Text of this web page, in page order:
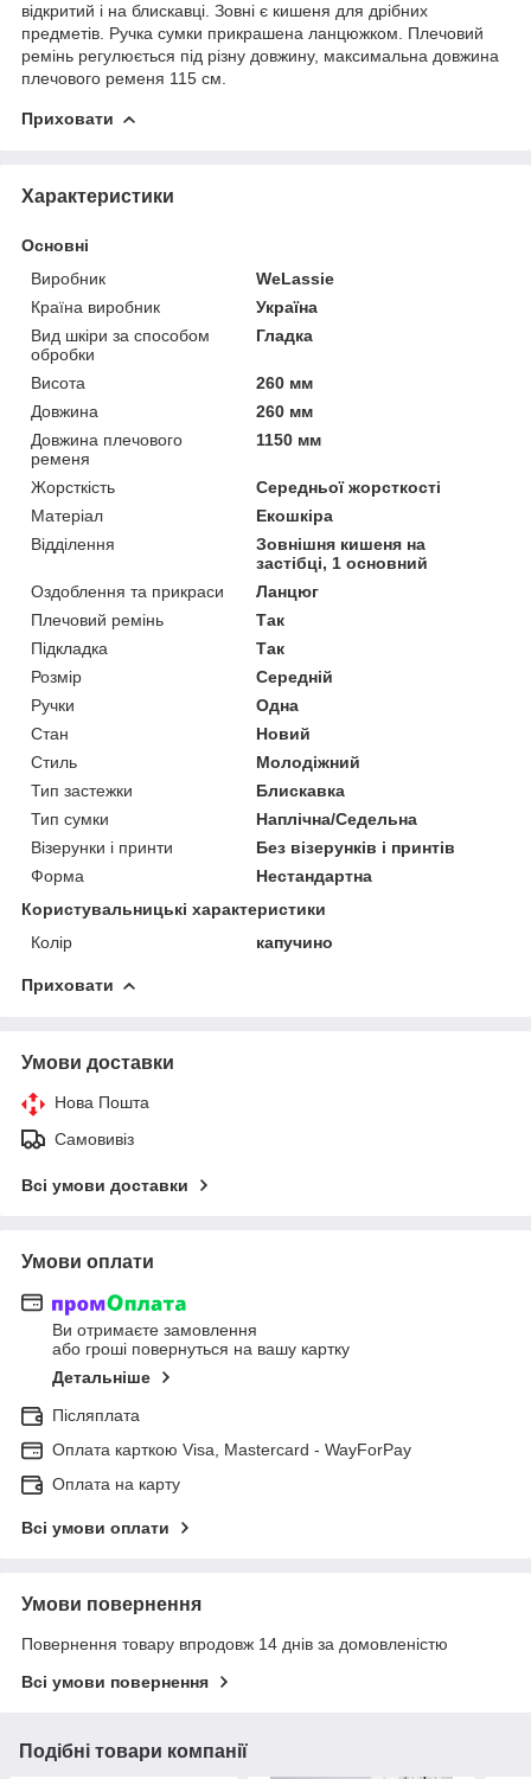
відкритий і на блискавці. Зовні є кишеня для дрібних
предметів. Ручка сумки прикрашена ланцюжком. Плечовий
ремінь регулюється під різну довжину, максимальна довжина
плечового ременя 115 см.
Приховати
Характеристики
Основні
Виробник
WeLassie
Країна виробник
Україна
Вид шкіри за способом
обробки
Гладка
Висота
260 мм
Довжина
260 мм
Довжина плечового
ременя
1150 мм
Жорсткість
Середньої жорсткості
Матеріал
Екошкіра
Відділення
Зовнішня кишеня на
застібці, 1 основний
Оздоблення та прикраси
Ланцюг
Плечовий ремінь
Так
Підкладка
Так
Розмір
Середній
Ручки
Одна
Стан
Новий
Стиль
Молодіжний
Тип застежки
Блискавка
Тип сумки
Наплічна/Седельна
Візерунки і принти
Без візерунків і принтів
Форма
Нестандартна
Користувальницькі характеристики
Колір
капучино
Приховати
Умови доставки
Нова Пошта
Самовивіз
Всі умови доставки
Умови оплати
Ви отримаєте замовлення
або гроші повернуться на вашу картку
Детальніше
Післяплата
Оплата карткою Visa, Mastercard - WayForPay
Оплата на карту
Всі умови оплати
Умови повернення
Повернення товару впродовж 14 днів за домовленістю
Всі умови повернення
Подібні товари компанії